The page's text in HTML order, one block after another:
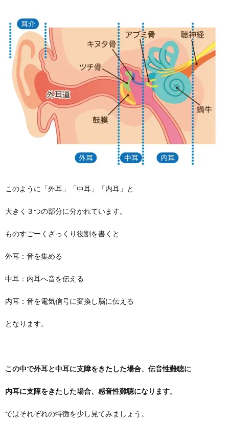
このように「外耳」「中耳」「内耳」と
大きく３つの部分に分かれています。
ものすごーくざっくり役割を書くと
外耳：音を集める
中耳：内耳へ音を伝える
内耳：音を電気信号に変換し脳に伝える
となります。
この中で外耳と中耳に支障をきたした場合、伝音性難聴に
内耳に支障をきたした場合、感音性難聴になります。
ではそれぞれの特徴を少し見てみましょう。